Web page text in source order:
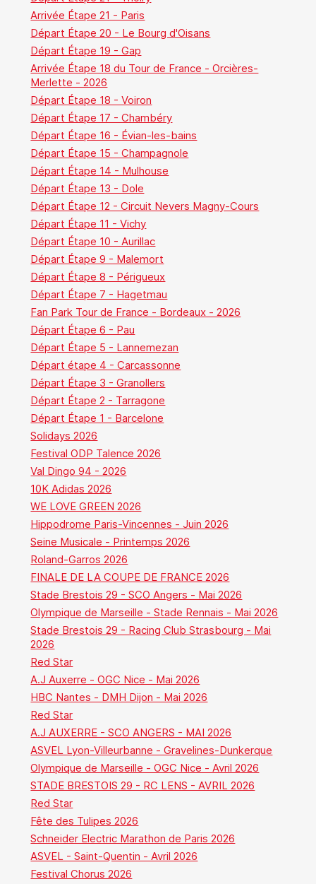
Arrivée Étape 21 - Paris
Départ Étape 20 - Le Bourg d'Oisans
Départ Étape 19 - Gap
Arrivée Étape 18 du Tour de France - Orcières-
Merlette - 2026
Départ Étape 18 - Voiron
Départ Étape 17 - Chambéry
Départ Étape 16 - Évian-les-bains
Départ Étape 15 - Champagnole
Départ Étape 14 - Mulhouse
Départ Étape 13 - Dole
Départ Étape 12 - Circuit Nevers Magny-Cours
Départ Étape 11 - Vichy
Départ Étape 10 - Aurillac
Départ Étape 9 - Malemort
Départ Étape 8 - Périgueux
Départ Étape 7 - Hagetmau
Fan Park Tour de France - Bordeaux - 2026
Départ Étape 6 - Pau
Départ Étape 5 - Lannemezan
Départ étape 4 - Carcassonne
Départ Étape 3 - Granollers
Départ Étape 2 - Tarragone
Départ Étape 1 - Barcelone
Solidays 2026
Festival ODP Talence 2026
Val Dingo 94 - 2026
10K Adidas 2026
WE LOVE GREEN 2026
Hippodrome Paris-Vincennes - Juin 2026
Seine Musicale - Printemps 2026
Roland-Garros 2026
FINALE DE LA COUPE DE FRANCE 2026
Stade Brestois 29 - SCO Angers - Mai 2026
Olympique de Marseille - Stade Rennais - Mai 2026
Stade Brestois 29 - Racing Club Strasbourg - Mai
2026
Red Star
A.J Auxerre - OGC Nice - Mai 2026
HBC Nantes - DMH Dijon - Mai 2026
Red Star
A.J AUXERRE - SCO ANGERS - MAI 2026
ASVEL Lyon-Villeurbanne - Gravelines-Dunkerque
Olympique de Marseille - OGC Nice - Avril 2026
STADE BRESTOIS 29 - RC LENS - AVRIL 2026
Red Star
Fête des Tulipes 2026
Schneider Electric Marathon de Paris 2026
ASVEL - Saint-Quentin - Avril 2026
Festival Chorus 2026